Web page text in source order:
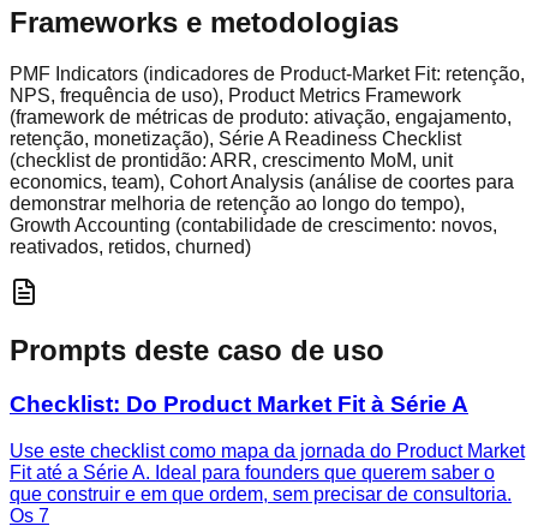
Frameworks e metodologias
PMF Indicators (indicadores de Product-Market Fit: retenção,
NPS, frequência de uso), Product Metrics Framework
(framework de métricas de produto: ativação, engajamento,
retenção, monetização), Série A Readiness Checklist
(checklist de prontidão: ARR, crescimento MoM, unit
economics, team), Cohort Analysis (análise de coortes para
demonstrar melhoria de retenção ao longo do tempo),
Growth Accounting (contabilidade de crescimento: novos,
reativados, retidos, churned)
Prompts deste caso de uso
Checklist: Do Product Market Fit à Série A
Use este checklist como mapa da jornada do Product Market
Fit até a Série A. Ideal para founders que querem saber o
que construir e em que ordem, sem precisar de consultoria.
Os 7